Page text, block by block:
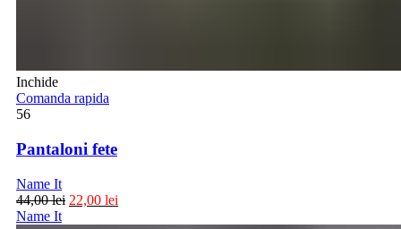
Inchide
Comanda rapida
56
Pantaloni fete
Name It
44,00lei 22,00 lei
Name It